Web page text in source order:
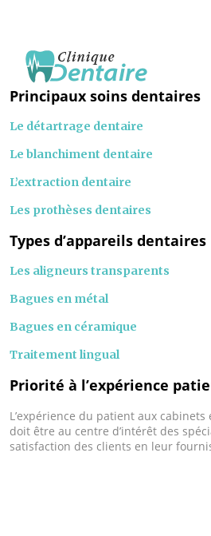
Principaux soins dentaires
Le détartrage dentaire
Le blanchiment dentaire
L’extraction dentaire
Les prothèses dentaires
Types d’appareils dentaires
Les aligneurs transparents
Bagues en métal
Bagues en céramique
Traitement lingual
Priorité à l’expérience
L’expérience du patient aux
doit être au centre d’intérêt des
satisfaction des clients en leur